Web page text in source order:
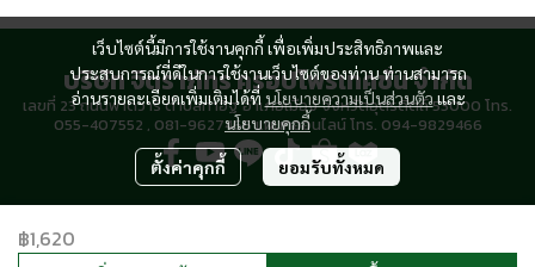
฿1,620
เว็บไซต์นี้มีการใช้งานคุกกี้ เพื่อเพิ่มประสิทธิภาพและ
ประสบการณ์ที่ดีในการใช้งานเว็บไซต์ของท่าน ท่านสามารถ
อ่านรายละเอียดเพิ่มเติมได้ที่ นโยบายความเป็นส่วนตัวและ
นโยบายคุกกี้
ตั้งค่าคุกกี้ ยอมรับทั้งหมด
บริษัท จิตราภัทร ครอปโพรเทคชั่น จำกัด
เลขที่ 23 ถนนพาดวารี ตำบลท่าอิฐ อำเภอเมือง จังหวัดอุตรดิตถ์ 53000 โทร.
055-407552 , 081-9627466 แผนกออนไลน์ โทร. 094-9829466
ผู้เข้าชมวันนี้2,335